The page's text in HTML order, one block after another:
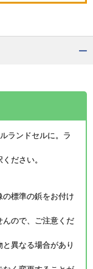
ランドセルに。ラ
ださい。
標準の鋲をお付け
ので、ご注意くだ
異なる場合があり